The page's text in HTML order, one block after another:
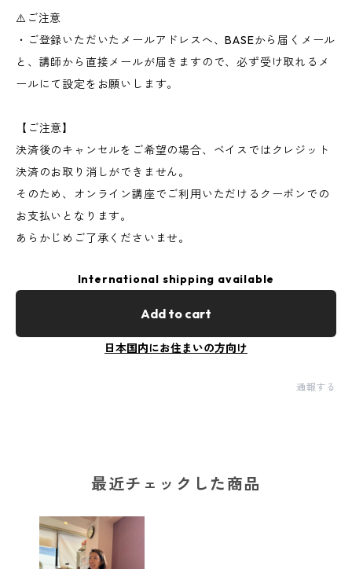
⚠️ご注意
・ご登録いただいたメールアドレスへ、BASEから届くメール
と、講師から直接メールが届きますので、必ず受け取れるメ
ールにて設定をお願いします。
【ご注意】
決済後のキャンセルをご希望の場合、ベイスではクレジット
決済のお取り消しができません。
そのため、オンライン講座でご利用いただけるクーポンでの
お支払いとなります。
あらかじめご了承くださいませ。
International shipping available
Add to cart
日本国内にお住まいの方向け
通報する
最近チェックした商品